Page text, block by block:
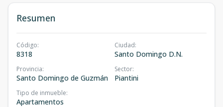
Resumen
Código:
8318
Ciudad:
Santo Domingo D.N.
Provincia:
Santo Domingo de Guzmán
Sector:
Piantini
Tipo de inmueble:
Apartamentos